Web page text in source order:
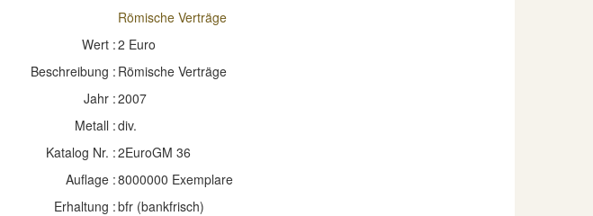
Römische Verträge
Wert :2 Euro
Beschreibung : Römische Verträge
Jahr :2007
Metall :div.
Katalog Nr. :2EuroGM 36
Auflage :8000000 Exemplare
Erhaltung :bfr (bankfrisch)